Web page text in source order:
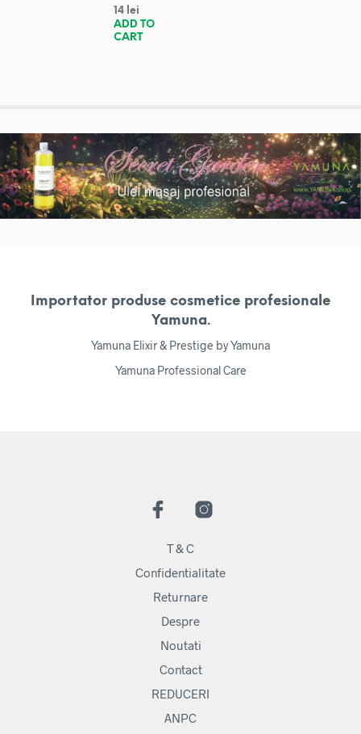
14 lei
ADD TO
CART
Importator produse cosmetice profesionale
Yamuna.
Yamuna Elixir & Prestige by Yamuna
Yamuna Professional Care
T & C
Confidentialitate
Returnare
Despre
Noutati
Contact
REDUCERI
ANPC